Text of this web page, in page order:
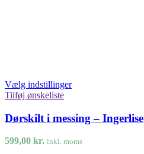
Vælg indstillinger
Tilføj ønskeliste
Dørskilt i messing – Ingerlise
599,00 kr. inkl. moms